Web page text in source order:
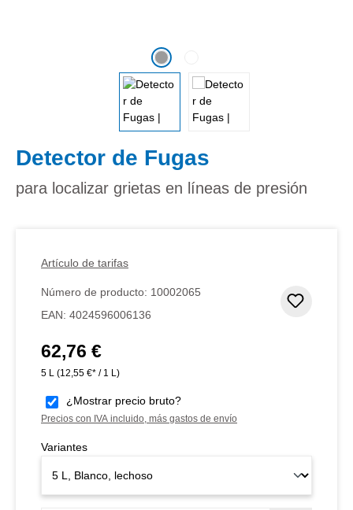
Detector de Fugas
para localizar grietas en líneas de presión
Artículo de tarifas
Número de producto: 10002065
EAN: 4024596006136
Precio normal:
62,76 €
5 L (12,55 €* / 1 L)
¿Mostrar precio bruto?
Precios con IVA incluido, más gastos de envío
Variantes